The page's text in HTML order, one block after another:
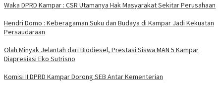
Waka DPRD Kampar : CSR Utamanya Hak Masyarakat Sekitar Perusahaan
Hendri Domo : Keberagaman Suku dan Budaya di Kampar Jadi Kekuatan
Persaudaraan
Olah Minyak Jelantah dari Biodiesel, Prestasi Siswa MAN 5 Kampar
Diapresiasi Eko Sutrisno
Komisi II DPRD Kampar Dorong SEB Antar Kementerian